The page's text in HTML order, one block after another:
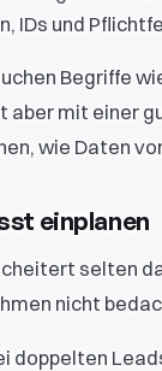
IDs und
Begriffe
mit einer
wie Daten
einplanen
selten
nicht
doppelten